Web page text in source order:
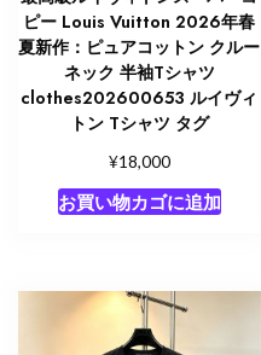
ピー Louis Vuitton 2026年春
夏新作：ピュアコットン クルー
ネック 半袖Tシャツ
clothes202600653 ルイヴィ
トン Tシャツ タグ
¥18,000
お買い物カゴに追加